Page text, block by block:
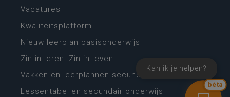
bèta
Kan ik je helpen?
Vacatures
Kwaliteitsplatform
Nieuw leerplan basisonderwijs
Zin in leren! Zin in leven!
Vakken en leerplannen secundair onderwijs
Lessentabellen secundair onderwijs